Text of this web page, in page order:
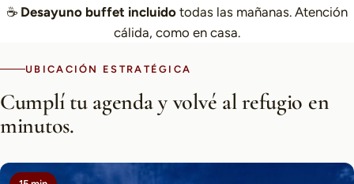
☕ Desayuno buffet incluido todas las mañanas. Atención
cálida, como en casa.
UBICACIÓN ESTRATÉGICA
Cumplí tu agenda y volvé al refugio en
minutos.